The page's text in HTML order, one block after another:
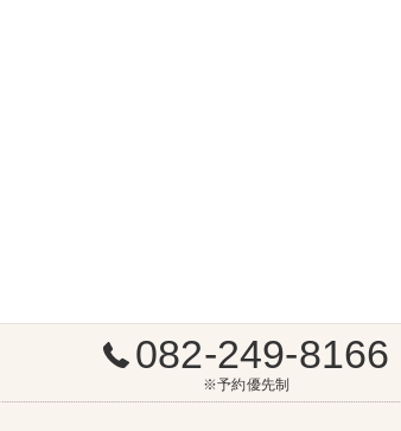
082-249-8166
※予約優先制